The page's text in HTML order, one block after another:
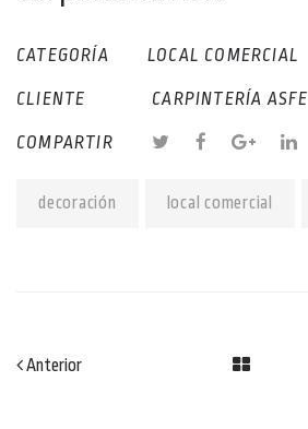
CATEGORÍA LOCAL COMERCIAL
CLIENTE CARPINTERÍA ASFE
COMPARTIR
decoración local comercial
Anterior